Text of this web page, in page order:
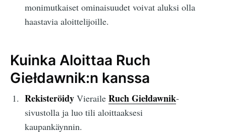
monimutkaiset ominaisuudet voivat aluksi olla
haastavia aloittelijoille.
Kuinka Aloittaa Ruch
Giełdawnik:n kanssa
RekisteröidyVieraile Ruch Giełdawnik-
sivustolla ja luo tili aloittaaksesi
kaupankäynnin.